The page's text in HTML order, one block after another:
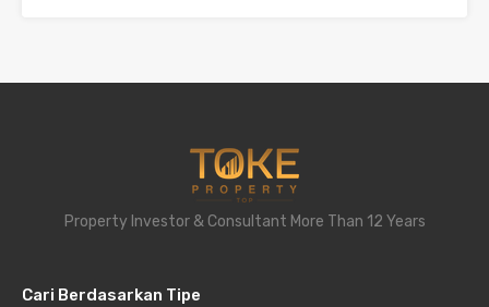
Property Investor & Consultant More Than 12 Years
Cari Berdasarkan Tipe